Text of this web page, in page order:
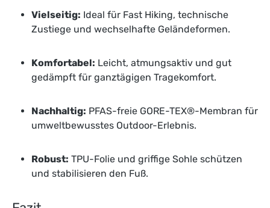
Vielseitig: Ideal für Fast Hiking, technische
Zustiege und wechselhafte Geländeformen.
Komfortabel: Leicht, atmungsaktiv und gut
gedämpft für ganztägigen Tragekomfort.
Nachhaltig: PFAS-freie GORE-TEX®-Membran für
umweltbewusstes Outdoor-Erlebnis.
Robust: TPU-Folie und griffige Sohle schützen
und stabilisieren den Fuß.